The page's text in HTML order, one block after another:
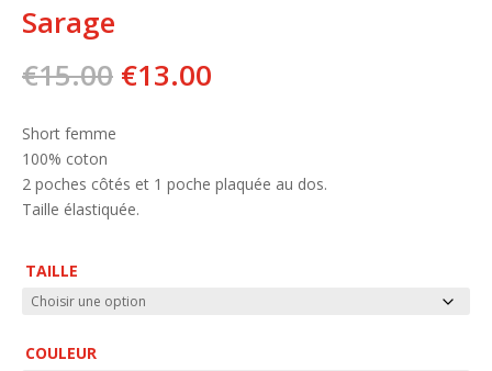
Sarage
€15.00 Le
prix
€15.00.
€13.00
€13.00.
Short femme
100% coton
2 poches côtés et 1 poche plaquée au dos.
Taille élastiquée.
TAILLE
COULEUR